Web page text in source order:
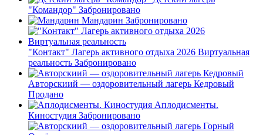
"Командор" Забронировано
Мандарин Забронировано
"Контакт" Лагерь активного отдыха 2026 Виртуальная
реальность Забронировано
Авторскиий — оздоровительный лагерь Кедровый
Продано
Аплодисменты.
Киностудия Забронировано